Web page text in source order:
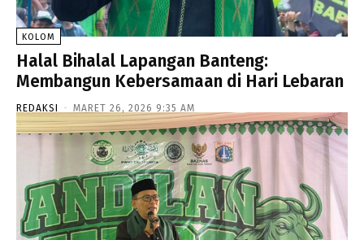
KOLOM
Halal Bihalal Lapangan Banteng:
Membangun Kebersamaan di Hari Lebaran
REDAKSI - MARET 26, 2026 9:35 AM